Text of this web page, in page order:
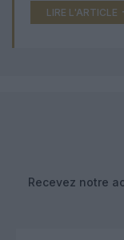
LIRE L'ARTICLE
Recevez notre